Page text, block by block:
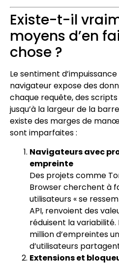
Existe-t-il
moyens d’en
chose ?
Le sentiment
navigateur expose des
chaque requête, des
jusqu’à la largeur de la
existe des marges de
sont imparfaites :
Navigateurs avec
empreinte
Des projets comme
Browser cherchent à
utilisateurs « se
API, renvoient des
réduisent la variabilité.
million d’empreintes
d’utilisateurs
Extensions et